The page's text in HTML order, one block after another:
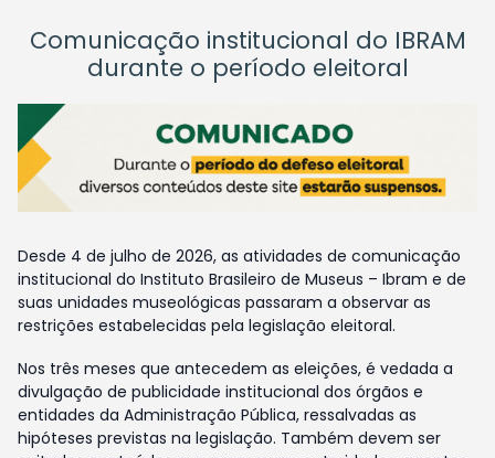
Comunicação institucional do IBRAM
durante o período eleitoral
Desde 4 de julho de 2026, as atividades de comunicação
institucional do Instituto Brasileiro de Museus – Ibram e de
suas unidades museológicas passaram a observar as
restrições estabelecidas pela legislação eleitoral.
Nos três meses que antecedem as eleições, é vedada a
divulgação de publicidade institucional dos órgãos e
entidades da Administração Pública, ressalvadas as
hipóteses previstas na legislação. Também devem ser